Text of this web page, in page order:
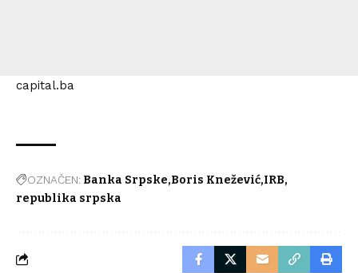
capital.ba
OZNAČEN: Banka Srpske Boris Knežević IRB
republika srpska